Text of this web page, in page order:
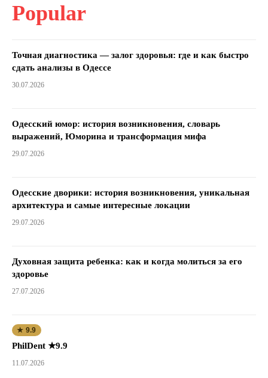
Popular
Точная диагностика — залог здоровья: где и как быстро
сдать анализы в Одессе
30.07.2026
Одесский юмор: история возникновения, словарь
выражений, Юморина и трансформация мифа
29.07.2026
Одесские дворики: история возникновения, уникальная
архитектура и самые интересные локации
29.07.2026
Духовная защита ребенка: как и когда молиться за его
здоровье
27.07.2026
★ 9.9
PhilDent ★9.9
11.07.2026